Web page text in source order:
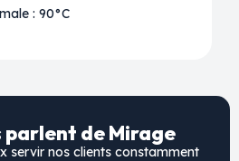
: 90°C
parlent de Mirage
servir nos clients constamment